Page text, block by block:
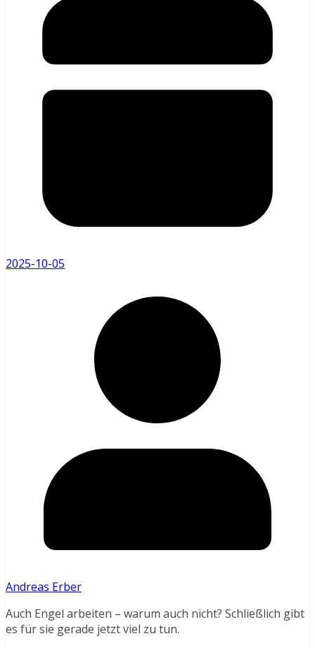
2025-10-05
Andreas Erber
Auch Engel arbeiten – warum auch nicht? Schließlich gibt
es für sie gerade jetzt viel zu tun.